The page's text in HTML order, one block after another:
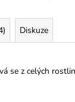
Diskuze
se z celých